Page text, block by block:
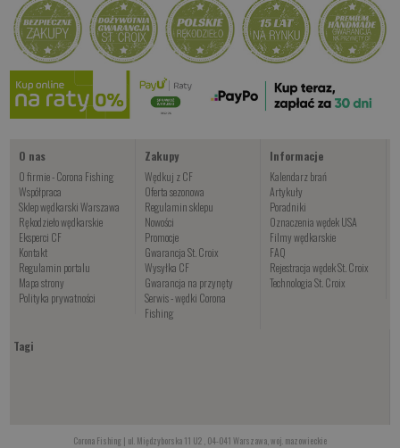
O nas
O firmie - Corona Fishing
Współpraca
Sklep wędkarski Warszawa
Rękodzieło wędkarskie
Eksperci CF
Kontakt
Regulamin portalu
Mapa strony
Polityka prywatności
Zakupy
Wędkuj z CF
Oferta sezonowa
Regulamin sklepu
Nowości
Promocje
Gwarancja St. Croix
Wysyłka CF
Gwarancja na przynęty
Serwis - wędki Corona
Fishing
Informacje
Kalendarz brań
Artykuły
Poradniki
Oznaczenia wędek USA
Filmy wędkarskie
FAQ
Rejestracja wędek St. Croix
Technologia St. Croix
Tagi
Corona Fishing | ul. Międzyborska 11 U2 , 04-041 Warszawa, woj. mazowieckie